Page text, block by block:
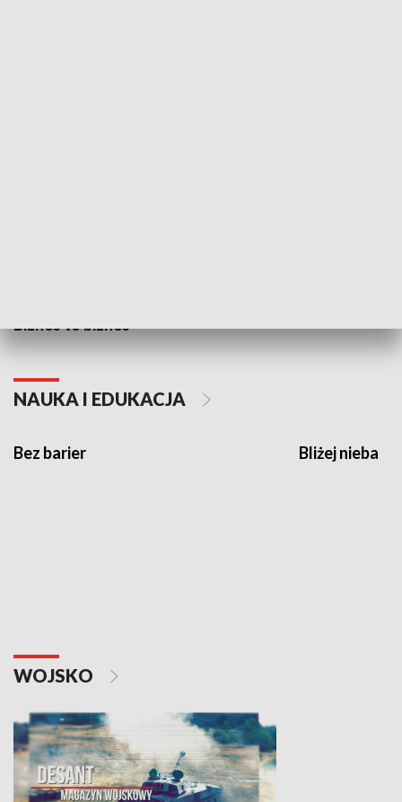
Biznes to biznes
NAUKA I EDUKACJA
Bez barier Bliżej nieba
WOJSKO